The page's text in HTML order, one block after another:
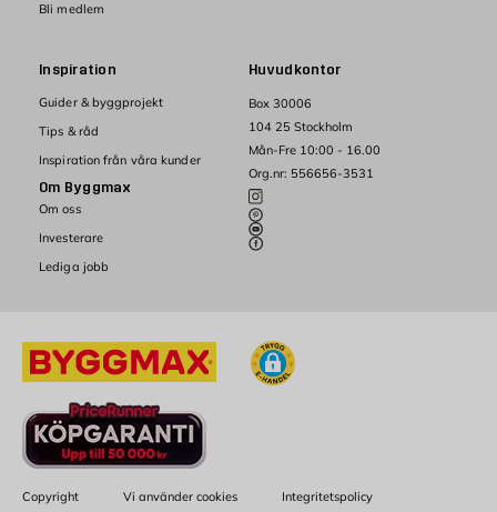
Huvudkontor
Box 30006
104 25 Stockholm
Mån-Fre 10:00 - 16.00
Org.nr: 556656-3531
Bli medlem
Inspiration
Guider & byggprojekt
Tips & råd
Inspiration från våra kunder
Om Byggmax
Om oss
Investerare
Lediga jobb
Copyright Vi använder cookies Integritetspolicy